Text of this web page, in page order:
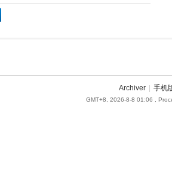
Archiver 手机
GMT+8, 2026-8-8 01:06 ,